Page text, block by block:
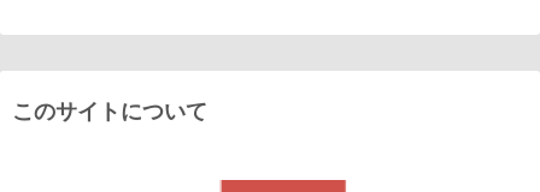
このサイトについて